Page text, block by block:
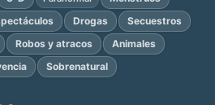
Drogas
Secuestros
Robos y atracos
Animales
Sobrenatural